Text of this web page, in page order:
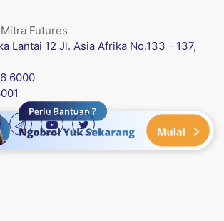
Futures
Lantai 12 Jl. Asia Afrika No.133 - 137,
6000